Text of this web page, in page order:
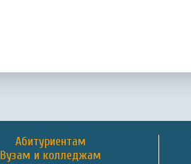
Абитуриентам
Вузам и колледжам